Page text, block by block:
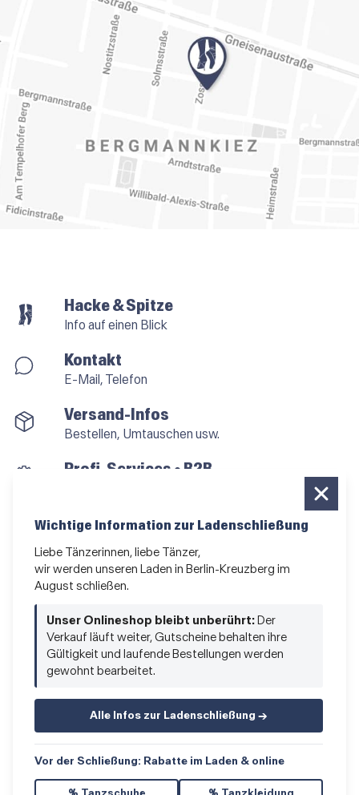
Hacke & Spitze
Info auf einen Blick
Kontakt
E-Mail, Telefon
Versand-Infos
Bestellen, Umtauschen usw.
Profi-Services • B2B
Newsletter bestellen
Das Kleingedruckte
Vertrag widerrufen
Wichtige Information zur Ladenschließung
Liebe Tänzerinnen, liebe Tänzer,
wir werden unseren Laden in Berlin-Kreuzberg im
August schließen.
Unser Onlineshop bleibt unberührt: Der
Verkauf läuft weiter, Gutscheine behalten ihre
Gültigkeit und laufende Bestellungen werden
gewohnt bearbeitet.
Alle Infos zur Ladenschließung →
Vor der Schließung: Rabatte im Laden & online